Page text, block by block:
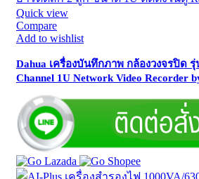
Quick view
Compare
Add to wishlist
Dahua เครื่องบันทึกภาพ กล้องวงจรปิด รุ่
Channel 1U Network Video Recorder